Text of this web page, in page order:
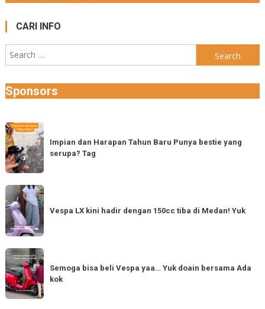
CARI INFO
Search
for:
Sponsors
Impian
dan
Harapan
Tahun
Baru
Punya
bestie
yang
Tag
Impian dan Harapan Tahun Baru Punya bestie yang
serupa? Tag
Vespa
LX
kini
hadir
dengan
150cc
tiba
di
Vespa LX kini hadir dengan 150cc tiba di Medan! Yuk
Semoga
bisa
beli
Vespa
Semoga bisa beli Vespa yaa… Yuk doain bersama Ada
kok